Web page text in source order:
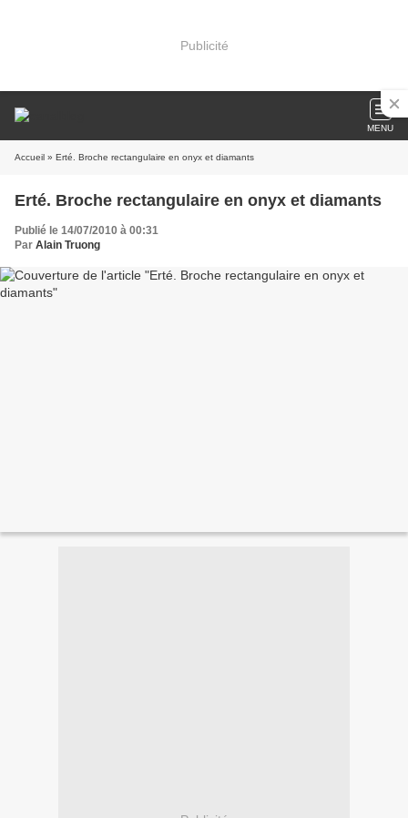
Publicité
MENU
Accueil » Erté. Broche rectangulaire en onyx et diamants
Erté. Broche rectangulaire en onyx et diamants
Publié le 14/07/2010 à 00:31
Par Alain Truong